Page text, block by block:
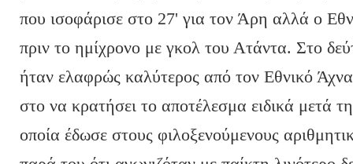
που ισοφάρισε στο 27' για τον Άρη αλλά ο
πριν το ημίχρονο με γκολ του Ατάντα. Στο
ήταν ελαφρώς καλύτερος από τον Εθνικό
στο να κρατήσει το αποτέλεσμα ειδικά μετά
οποία έδωσε στους φιλοξενούμενους